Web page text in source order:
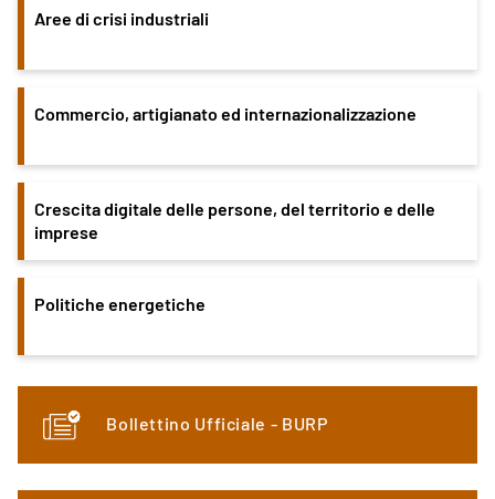
Aree di crisi industriali
Commercio, artigianato ed internazionalizzazione
Crescita digitale delle persone, del territorio e delle
imprese
Politiche energetiche
Bollettino Ufficiale - BURP